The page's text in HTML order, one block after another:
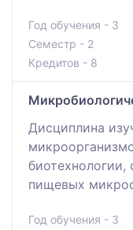
Год обучения - 3
Семестр - 2
Кредитов - 8
Дисциплина
пищевых
Год обучения - 3